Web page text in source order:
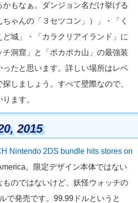
かもなぁ。ダンジョン名だけ挙げる
ゃんの「３セツコン」）」・「く
ど城」・「カラクリアイランド」に
洞窟」と「ポカポカ山」の最強装
たと思います。詳しい場所はレベ
しましょう。すべて壁際なので、
ます。
2015
Nintendo 2DS bundle hits stores on
。限定デザイン本体ではない
のではないけど、妖怪ウォッチの
で発売です。99.99ドルというと